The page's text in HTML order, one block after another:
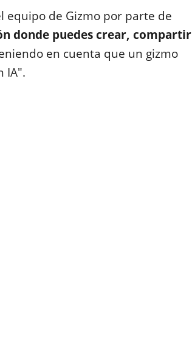
equipo de Gizmo por parte de
donde puedes crear, compartir
en cuenta que un gizmo
IA".